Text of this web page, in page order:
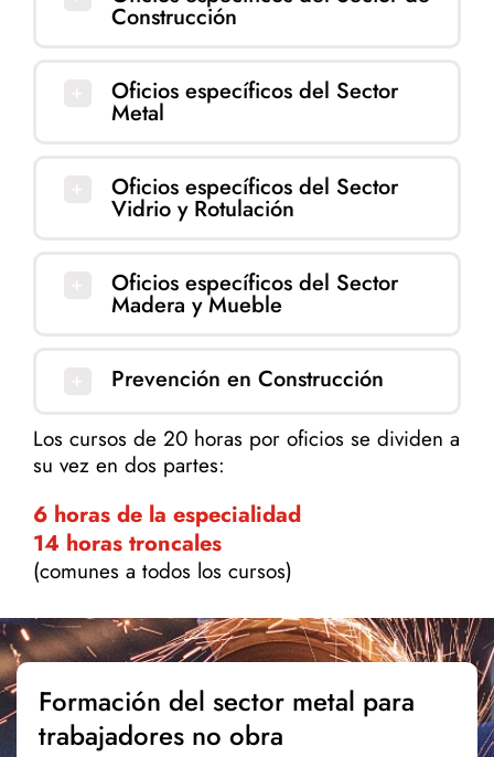
Construcción
Oficios específicos del Sector
Metal
Oficios específicos del Sector
Vidrio y Rotulación
Oficios específicos del Sector
Madera y Mueble
Prevención en Construcción
Los cursos de 20 horas por oficios se dividen a
su vez en dos partes:
6 horas de la especialidad
14 horas troncales
(comunes a todos los cursos)
Formación del sector metal para
trabajadores no obra